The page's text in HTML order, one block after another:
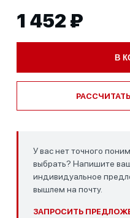
1 452 ₽
В
У вас нет точного
выбрать? Напишите
индивидуальное
вышлем на почту.
ЗАПРОСИТЬ